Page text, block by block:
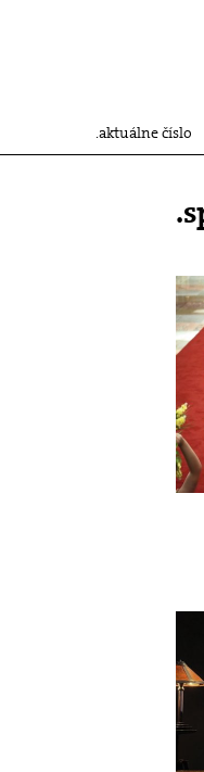
aktuálne číslo